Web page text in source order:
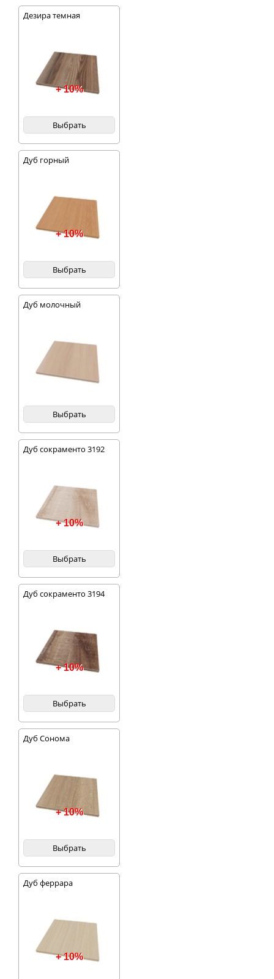
Дезира темная
+ 10%
Выбрать
Дуб горный
+ 10%
Выбрать
Дуб молочный
Выбрать
Дуб сокраменто 3192
+ 10%
Выбрать
Дуб сокраменто 3194
+ 10%
Выбрать
Дуб Сонома
+ 10%
Выбрать
Дуб феррара
+ 10%